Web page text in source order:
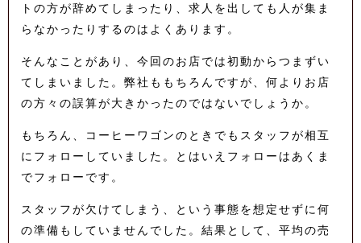
トの方が辞めてしまったり、求人を出しても人が集ま
らなかったりするのはよくあります。
そんなことがあり、今回のお店では初動からつまずい
てしまいました。弊社ももちろんですが、何よりお店
の方々の誤算が大きかったのではないでしょうか。
もちろん、コーヒーワゴンのときでもスタッフが相互
にフォローしていました。とはいえフォローはあくま
でフォローです。
スタッフが欠けてしまう、という事態を想定せずに何
の準備もしていませんでした。結果として、平均の売